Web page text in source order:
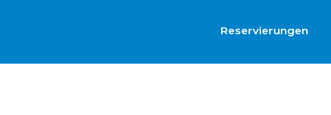
Reservierungen